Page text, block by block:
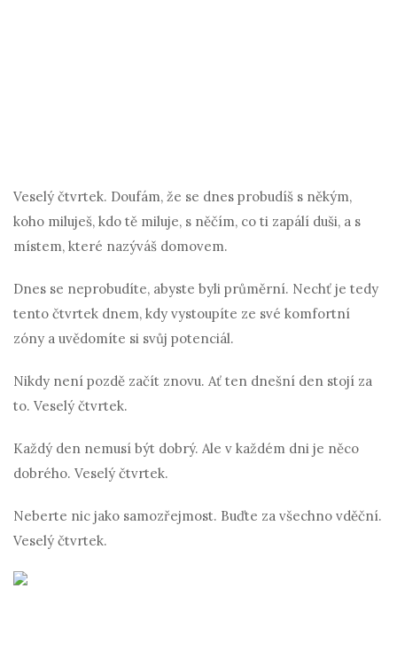
Veselý čtvrtek. Doufám, že se dnes probudíš s někým,
koho miluješ, kdo tě miluje, s něčím, co ti zapálí duši, a s
místem, které nazýváš domovem.
Dnes se neprobudíte, abyste byli průměrní. Nechť je tedy
tento čtvrtek dnem, kdy vystoupíte ze své komfortní
zóny a uvědomíte si svůj potenciál.
Nikdy není pozdě začít znovu. Ať ten dnešní den stojí za
to. Veselý čtvrtek.
Každý den nemusí být dobrý. Ale v každém dni je něco
dobrého. Veselý čtvrtek.
Neberte nic jako samozřejmost. Buďte za všechno vděční.
Veselý čtvrtek.